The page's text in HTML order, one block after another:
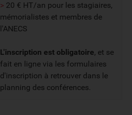
> 20 € HT/an pour les stagiaires,
mémorialistes et membres de
l'ANECS
L'inscription est obligatoire, et se
fait en ligne via les formulaires
d'inscription à retrouver dans le
planning des conférences.